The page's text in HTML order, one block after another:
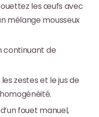
les œufs avec
mélange mousseux
continuant de
zestes et le jus de
fouet manuel,